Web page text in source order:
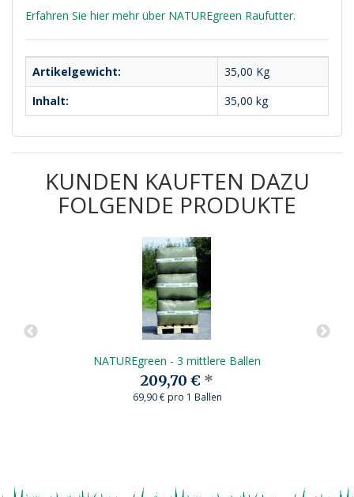
Erfahren Sie hier mehr über NATUREgreen Raufutter.
Artikelgewicht: 35,00 Kg
Inhalt:
35,00 kg
KUNDEN KAUFTEN DAZU
FOLGENDE PRODUKTE
NATUREgreen - 3 mittlere Ballen
209,70 € *
69,90 € pro 1 Ballen